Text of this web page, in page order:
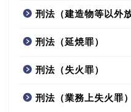
刑法（建造物等以外
刑法（延焼罪）
刑法（失火罪）
刑法（業務上失火罪）